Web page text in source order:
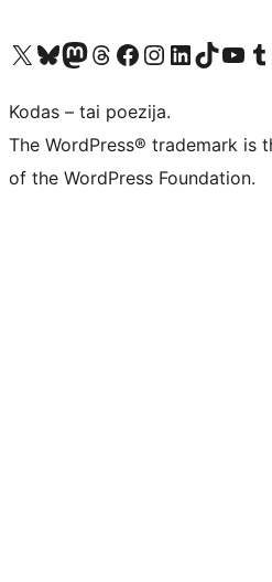
Visit our X (formerly Twitter) account
Apsilankykite mūsų Bluesky paskyroje
Visit our Mastodon account
Apsilankykite mūsų Threads paskyroje
Visit our Facebook page
Visit our Instagram account
Visit our LinkedIn account
Apsilankykite mūsų
Visit our
Kodas – tai poezija.
The WordPress® trademark is
of the WordPress Foundation.